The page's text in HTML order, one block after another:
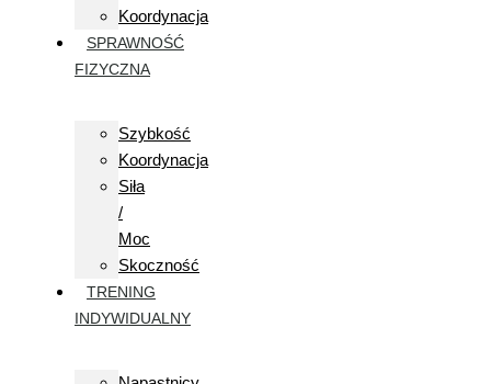
Koordynacja
SPRAWNOŚĆ
FIZYCZNA
Szybkość
Koordynacja
Siła
/
Moc
Skoczność
TRENING
INDYWIDUALNY